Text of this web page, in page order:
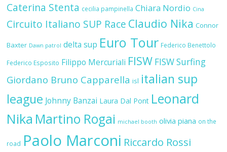
Caterina Stenta cecilia pampinella Chiara Nordio Cina
Circuito Italiano SUP Race Claudio Nika Connor
Baxter Dawn patrol delta sup Euro Tour Federico Benettolo
Federico Esposito Filippo Mercuriali FISW FISW Surfing
Giordano Bruno Capparella isl italian sup
league Johnny Banzai Laura Dal Pont Leonard
Nika Martino Rogai michael booth olivia piana on the
road Paolo Marconi Riccardo Rossi